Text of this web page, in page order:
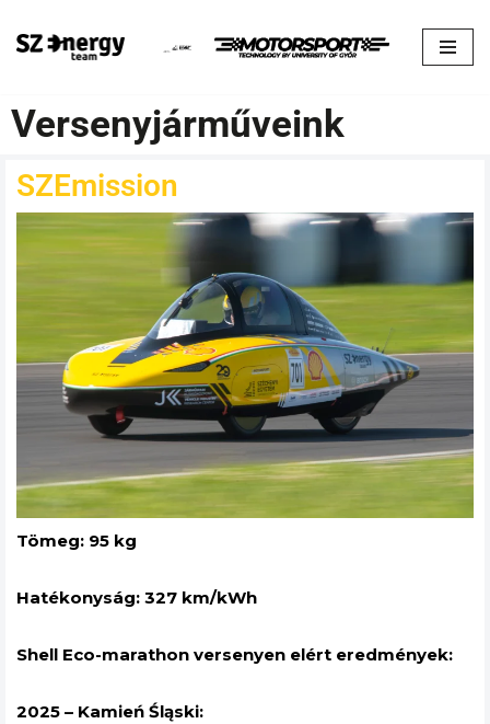
Skip
content
Versenyjárműveink
SZEmission
Tömeg: 95 kg
Hatékonyság: 327 km/kWh
Shell Eco-marathon versenyen elért eredmények:
2025 – Kamień Śląski: